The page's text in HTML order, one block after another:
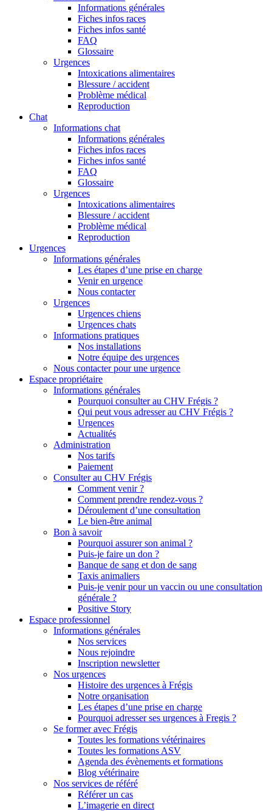
Informations générales
Fiches infos races
Fiches infos santé
FAQ
Glossaire
Urgences
Intoxications alimentaires
Blessure / accident
Problème médical
Reproduction
Chat
Informations chat
Informations générales
Fiches infos races
Fiches infos santé
FAQ
Glossaire
Urgences
Intoxications alimentaires
Blessure / accident
Problème médical
Reproduction
Urgences
Informations générales
Les étapes d’une prise en charge
Venir en urgence
Nous contacter
Urgences
Urgences chiens
Urgences chats
Informations pratiques
Nos installations
Notre équipe des urgences
Nous contacter pour une urgence
Espace propriétaire
Informations générales
Pourquoi consulter au CHV Frégis ?
Qui peut vous adresser au CHV Frégis ?
Urgences
Actualités
Administration
Nos tarifs
Paiement
Consulter au CHV Frégis
Comment venir ?
Comment prendre rendez-vous ?
Déroulement d’une consultation
Le bien-être animal
Bon à savoir
Pourquoi assurer son animal ?
Puis-je faire un don ?
Banque de sang et don de sang
Taxis animaliers
Puis-je venir pour un vaccin ou une consultation
générale ?
Positive Story
Espace professionnel
Informations générales
Nos services
Nous rejoindre
Inscription newsletter
Nos urgences
Histoire des urgences à Frégis
Notre organisation
Les étapes d’une prise en charge
Pourquoi adresser ses urgences à Fregis ?
Se former avec Frégis
Toutes les formations vétérinaires
Toutes les formations ASV
Agenda des évènements et formations
Blog vétérinaire
Nos services de référé
Référer un cas
L’imagerie en direct